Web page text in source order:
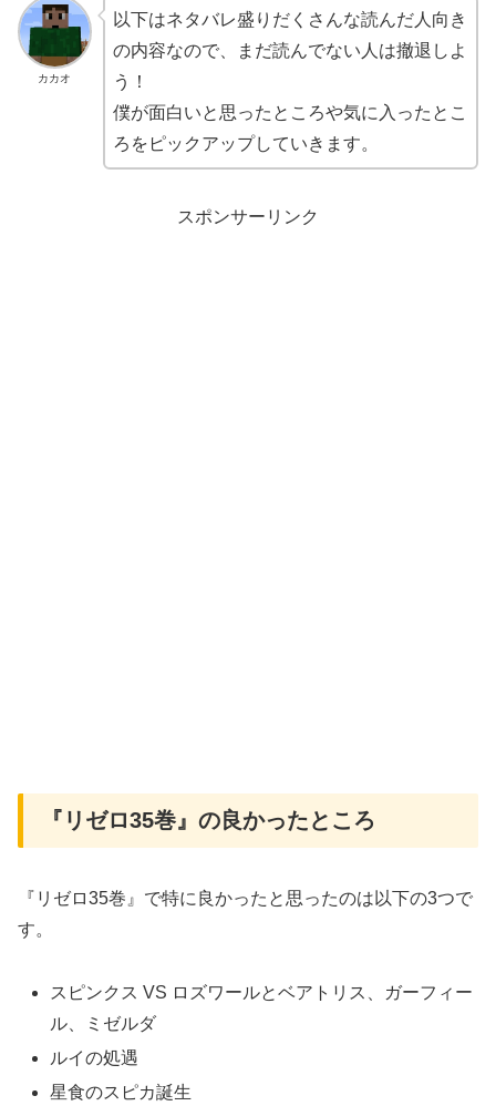
カカオ
以下はネタバレ盛りだくさんな読んだ人向き
の内容なので、まだ読んでない人は撤退しよ
う！
僕が面白いと思ったところや気に入ったとこ
ろをピックアップしていきます。
スポンサーリンク
『リゼロ35巻』の良かったところ
『リゼロ35巻』で特に良かったと思ったのは以下の3つで
す。
スピンクス VS ロズワールとベアトリス、ガーフィー
ル、ミゼルダ
ルイの処遇
星食のスピカ誕生